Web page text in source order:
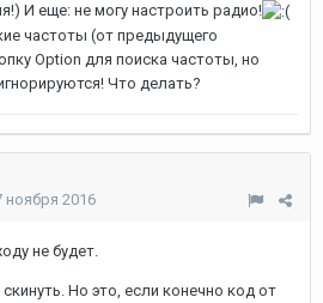
И еще: не могу настроить радио!
частоты (от предыдущего
Option для поиска частоты, но
Что делать?
ноября 2016
не будет.
Но это, если конечно код от